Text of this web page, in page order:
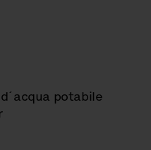
potabile